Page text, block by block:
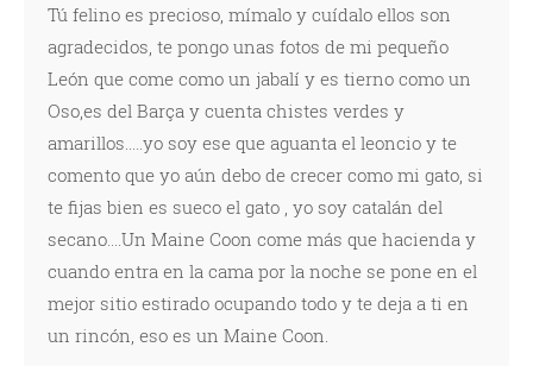
Tú felino es precioso, mímalo y cuídalo ellos son
agradecidos, te pongo unas fotos de mi pequeño
León que come como un jabalí y es tierno como un
Oso,es del Barça y cuenta chistes verdes y
amarillos.....yo soy ese que aguanta el leoncio y te
comento que yo aún debo de crecer como mi gato, si
te fijas bien es sueco el gato , yo soy catalán del
secano....Un Maine Coon come más que hacienda y
cuando entra en la cama por la noche se pone en el
mejor sitio estirado ocupando todo y te deja a ti en
un rincón, eso es un Maine Coon.